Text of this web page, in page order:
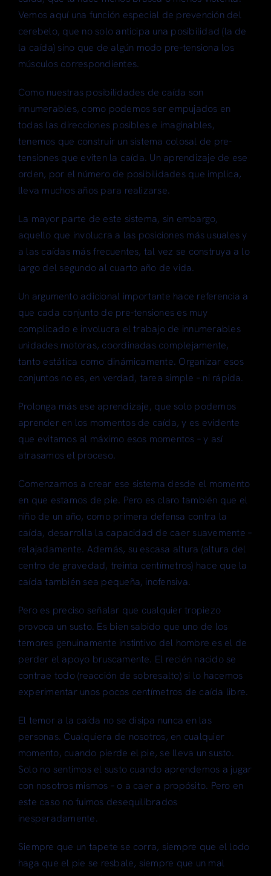
Vemos aquí una función especial de prevención del
cerebelo, que no solo anticipa una posibilidad (la de
la caída) sino que de algún modo pre-tensiona los
músculos correspondientes.
Como nuestras posibilidades de caída son
innumerables, como podemos ser empujados en
todas las direcciones posibles e imaginables,
tenemos que construir un sistema colosal de pre-
tensiones que eviten la caída. Un aprendizaje de ese
orden, por el número de posibilidades que implica,
lleva muchos años para realizarse.
La mayor parte de este sistema, sin embargo,
aquello que involucra a las posiciones más usuales y
a las caídas más frecuentes, tal vez se construya a lo
largo del segundo al cuarto año de vida.
Un argumento adicional importante hace referencia a
que cada conjunto de pre-tensiones es muy
complicado e involucra el trabajo de innumerables
unidades motoras, coordinadas complejamente,
tanto estática como dinámicamente. Organizar esos
conjuntos no es, en verdad, tarea simple – ni rápida.
Prolonga más ese aprendizaje, que solo podemos
aprender en los momentos de caída, y es evidente
que evitamos al máximo esos momentos – y así
atrasamos el proceso.
Comenzamos a crear ese sistema desde el momento
en que estamos de pie. Pero es claro también que el
niño de un año, como primera defensa contra la
caída, desarrolla la capacidad de caer suavemente –
relajadamente. Además, su escasa altura (altura del
centro de gravedad, treinta centímetros) hace que la
caída también sea pequeña, inofensiva.
Pero es preciso señalar que cualquier tropiezo
provoca un susto. Es bien sabido que uno de los
temores genuinamente instintivo del hombre es el de
perder el apoyo bruscamente. El recién nacido se
contrae todo (reacción de sobresalto) si lo hacemos
experimentar unos pocos centímetros de caída libre.
El temor a la caída no se disipa nunca en las
personas. Cualquiera de nosotros, en cualquier
momento, cuando pierde el pie, se lleva un susto.
Solo no sentimos el susto cuando aprendemos a jugar
con nosotros mismos – o a caer a propósito. Pero en
este caso no fuimos desequilibrados
inesperadamente.
Siempre que un tapete se corra, siempre que el lodo
haga que el pie se resbale, siempre que un mal